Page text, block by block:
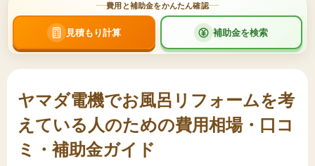
費用と補助金をかんたん確認
見積もり計算 補助金を検索
ヤマダ電機でお風呂リフォームを考
えている人のための費用相場・口コ
ミ・補助金ガイド